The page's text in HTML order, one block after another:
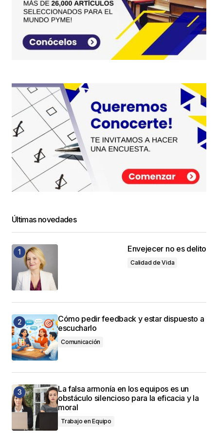
Últimas novedades
Envejecer no es delito
Calidad de Vida
Cómo pedir feedback y estar dispuesto a
escucharlo
Comunicación
La falsa armonía en los equipos es un
obstáculo silencioso para la eficacia y la
moral
Trabajo en Equipo